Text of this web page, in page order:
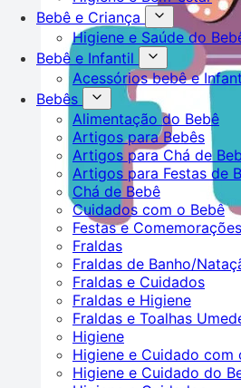
Bebê e Criança
Higiene e Saúde do
Bebê e Infantil
Acessórios bebê e
Bebês
Alimentação do Bebê
Artigos para Bebês
Artigos para Chá de
Artigos para Festas de
Chá de Bebê
Cuidados com o Bebê
Festas e Comemorações
Fraldas
Fraldas de Banho/
Fraldas e Cuidados
Fraldas e Higiene
Fraldas e Toalhas
Higiene
Higiene e Cuidado com
Higiene e Cuidado do